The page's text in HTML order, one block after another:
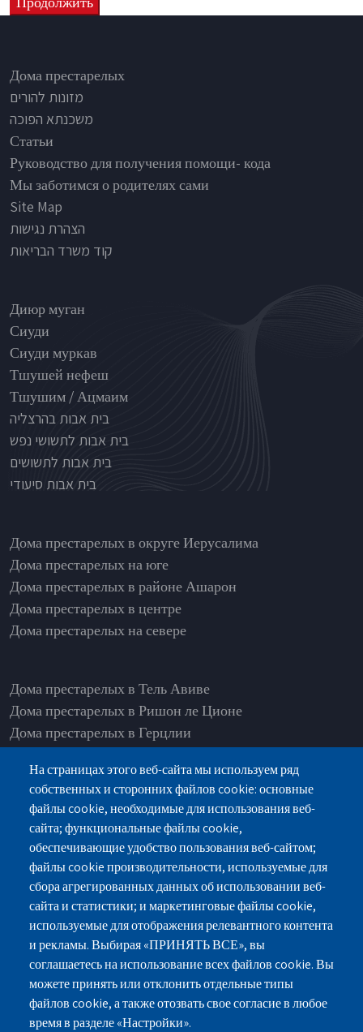
Footer
Дома престарелых
מזונות להורים
משכנתא הפוכה
Статьи
Руководство для получения помощи- кода
Мы заботимся о родителях сами
Site Map
הצהרת נגישות
קוד משרד הבריאות
Nursinghouse type
Диюр муган
Сиуди
Сиуди муркав
Тшушей нефеш
Тшушим / Ацмаим
בית אבות בהרצליה
בית אבות לתשושי נפש
בית אבות לתשושים
בית אבות סיעודי
בתי אבות לפי אזורים
Дома престарелых в округе Иерусалима
Дома престарелых на юге
Дома престарелых в районе Ашарон
Дома престарелых в центре
Дома престарелых на севере
Дома престарелых в Тель Авиве
Дома престарелых в Ришон ле Ционе
Дома престарелых в Герцлии
Дома престарелых в Рамат Ашарон
Дома престарелых в Од а-Шарон
Дома престарелых в Петах-Тикве
Дома престарелых в Раанане
Дома престарелых в Хадере
г.Нетания, ул.Пинхас Лавон 18, здание-Лев
Ясмин, Этаж 2
077-3006194
На страницах этого веб-сайта мы используем ряд
собственных и сторонних файлов cookie: основные
файлы cookie, необходимые для использования веб-
сайта; функциональные файлы cookie,
обеспечивающие удобство пользования веб-сайтом;
файлы cookie производительности, используемые для
сбора агрегированных данных об использовании веб-
сайта и статистики; и маркетинговые файлы cookie,
используемые для отображения релевантного контента
и рекламы. Выбирая «ПРИНЯТЬ ВСЕ», вы
соглашаетесь на использование всех файлов cookie. Вы
можете принять или отклонить отдельные типы
файлов cookie, а также отозвать свое согласие в любое
время в разделе «Настройки».